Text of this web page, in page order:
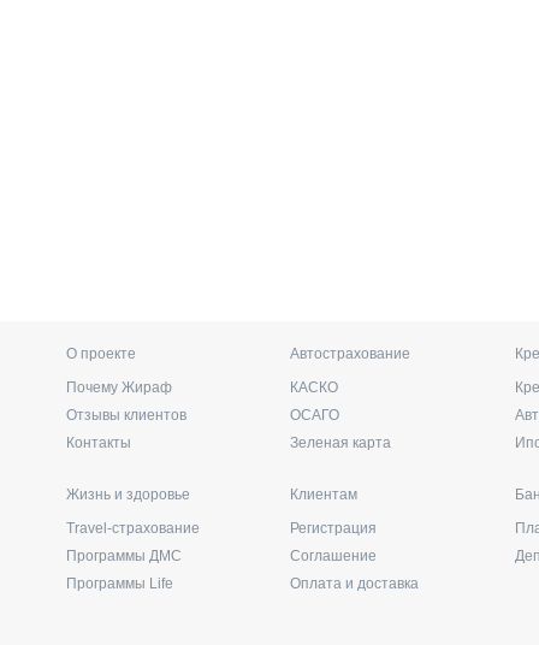
О проекте
Почему Жираф
Отзывы клиентов
Контакты
Автострахование
КАСКО
ОСАГО
Зеленая карта
Жизнь и здоровье
Travel-страхование
Программы ДМС
Программы Life
Клиентам
Регистрация
Соглашение
Оплата и доставка